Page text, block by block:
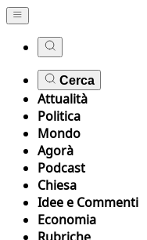
Cerca
Attualità
Politica
Mondo
Agorà
Podcast
Chiesa
Idee e Commenti
Economia